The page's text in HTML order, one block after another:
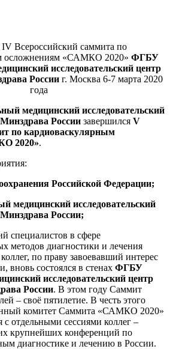
IV Всероссийский саммита по
осложнениям «САМКО 2020» ФГБУ
исследовательский центр
России г. Москва 6-7 марта 2020
года
медицинский исследовательский
России завершился V
по кардиоваскулярным
2020».
Российской Федерации;
медицинский исследовательский
России;
специалистов в сфере
методов диагностики и лечения
по праву завоевавший интерес
вновь состоялся в стенах ФГБУ
исследовательский центр
России. В этом году Саммит
– своё пятилетие. В честь этого
комитет Саммита «САМКО 2020»
с отдельными сессиями коллег –
крупнейших конференций по
диагностике и лечению в России.